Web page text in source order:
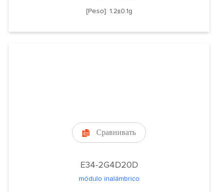
[Peso]: 1.2±0.1g
 Сравнивать
E34-2G4D20D
módulo inalámbrico